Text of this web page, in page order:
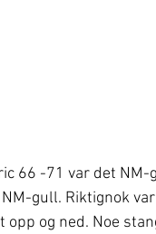
66 -71 var det
gull. Riktignok
og ned. Noe